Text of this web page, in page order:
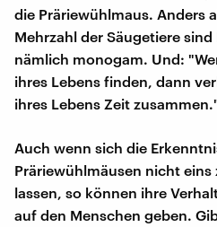
die Präriewühlmaus. Anders
Mehrzahl der Säugetiere
nämlich monogam. Und:
ihres Lebens finden, dann
ihres Lebens Zeit
Auch wenn sich die
Präriewühlmäusen nicht eins
lassen, so können ihre
auf den Menschen geben.